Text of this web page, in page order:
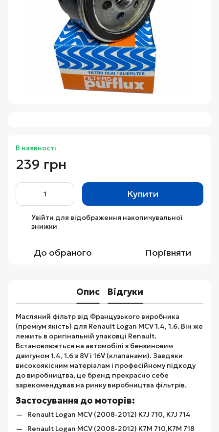
В наявності
239 грн
Купити
Увійти для відображення накопичувальної
знижки
До обраного Порівняти
Опис Відгуки
Масляний фільтр від Французького виробника
(преміум якість) для Renault Logan MCV 1.4, 1.6. Він же
лежить в оригінальній упаковці Renault.
Встановлюється на автомобілі з бензиновим
двигуном 1.4, 1.6 з 8V і 16V (клапанами). Завдяки
високоякісним матеріалам і професійному підходу
до виробництва, це бренд прекрасно себе
зарекомендував на ринку виробництва фільтрів.
Застосування до моторів:
Renault Logan MCV (2008-2012) K7J 710, K7J 714
Renault Logan MCV (2008-2012) K7M 710,K7M 718